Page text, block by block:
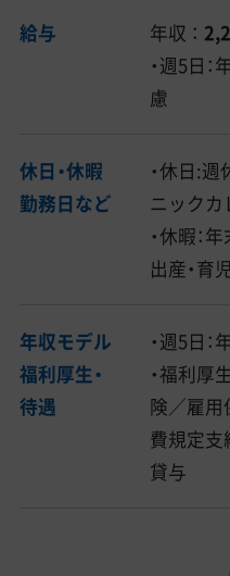
給与 年収 ：
・週5日
慮
休日・休暇
勤務日など
・休日:
ニックカ
・休暇：
出産・育
年収モデル
福利厚生・
待遇
・週5日
・福利厚
険／雇用
費規定支
貸与